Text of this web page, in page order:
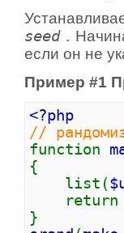
seed.
если он не
Пример #1
<?php
//
function
{
list(
return
}